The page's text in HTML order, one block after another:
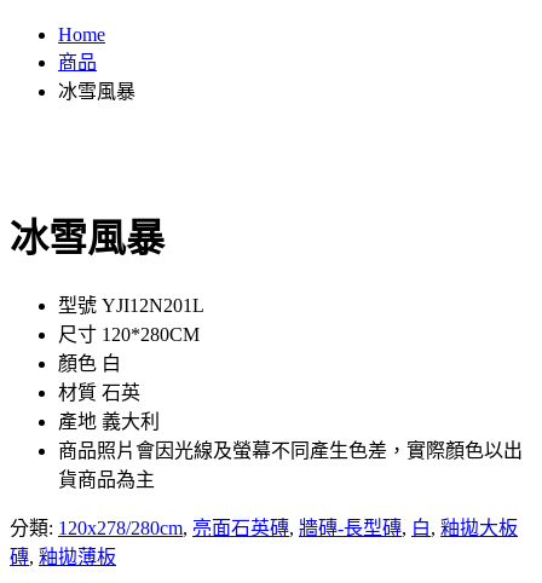
Home
商品
冰雪風暴
冰雪風暴
型號 YJI12N201L
尺寸 120*280CM
顏色 白
材質 石英
產地 義大利
商品照片會因光線及螢幕不同產生色差，實際顏色以出
貨商品為主
分類: 120x278/280cm, 亮面石英磚, 牆磚-長型磚, 白, 釉拋大板
磚, 釉拋薄板